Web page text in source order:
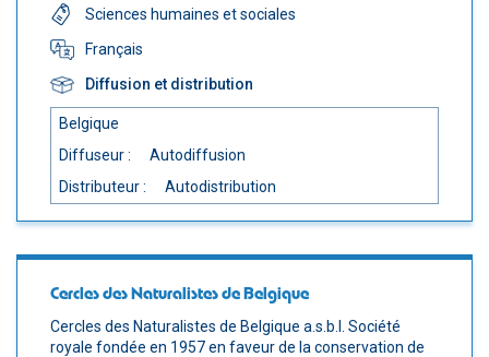
Sciences humaines et sociales
Français
Diffusion et distribution
Belgique
Diffuseur :
Autodiffusion
Distributeur :
Autodistribution
Cercles des Naturalistes de Belgique
Cercles des Naturalistes de Belgique a.s.b.l. Société
royale fondée en 1957 en faveur de la conservation de